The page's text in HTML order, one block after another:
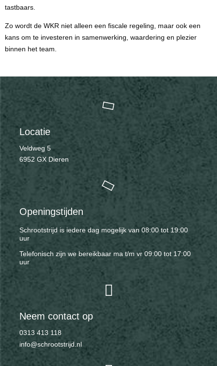
tastbaars.
Zo wordt de WKR niet alleen een fiscale regeling, maar ook een
kans om te investeren in samenwerking, waardering en plezier
binnen het team.
Locatie
Veldweg 5
6952 GX Dieren
Openingstijden
Schrootstrijd is iedere dag mogelijk van 08:00 tot 19:00
uur
Telefonisch zijn we bereikbaar ma t/m vr 09:00 tot 17:00
uur
Neem contact op
0313 413 118
info@schrootstrijd.nl